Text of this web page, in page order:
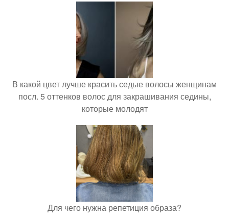
В какой цвет лучше красить седые волосы женщинам
посл. 5 оттенков волос для закрашивания седины,
которые молодят
Для чего нужна репетиция образа?